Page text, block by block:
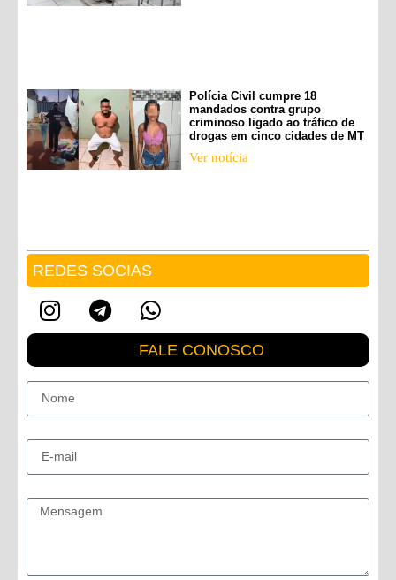
Polícia Civil cumpre 18
mandados contra grupo
criminoso ligado ao tráfico de
drogas em cinco cidades de MT
Ver notícia
REDES SOCIAS
FALE CONOSCO